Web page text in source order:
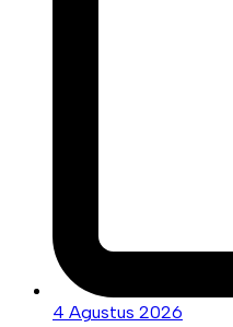
4 Agustus 2026